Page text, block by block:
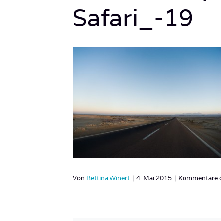
Safari_-19
Von Bettina Winert | 4. Mai 2015 | Kommentare